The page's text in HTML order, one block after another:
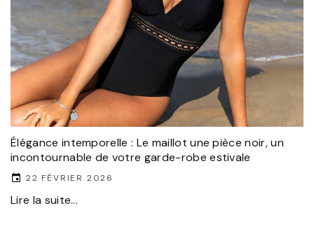
Élégance intemporelle : Le maillot une pièce noir, un
incontournable de votre garde-robe estivale
22 FÉVRIER 2026
Lire la suite...